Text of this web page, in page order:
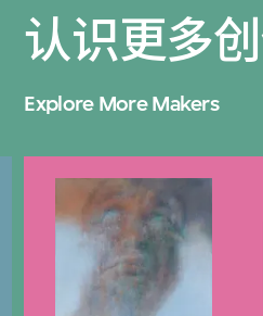
认识更多
Explore More Makers